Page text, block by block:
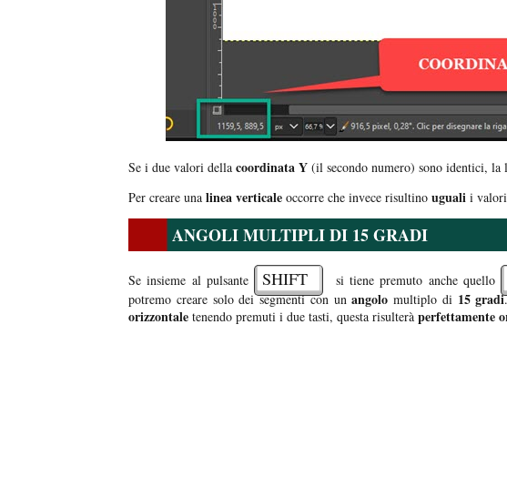
Se i due valori della coordinata Y (il secondo numero) sono identici, la
Per creare una linea verticale occorre che invece risultino uguali i
ANGOLI MULTIPLI DI 15 GRADI
Se insieme al pulsante SHIFT si tiene premuto anche quello
potremo creare solo dei segmenti con unangolo multiplo di15 gradi
orizzontale tenendo premuti i due tasti, questa risulterà perfettamente